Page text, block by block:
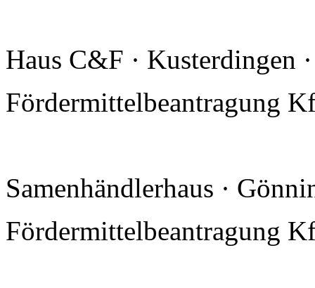
Haus C&F · Kusterdingen
Fördermittelbeantragung
Samenhändlerhaus ·
Fördermittelbeantragung